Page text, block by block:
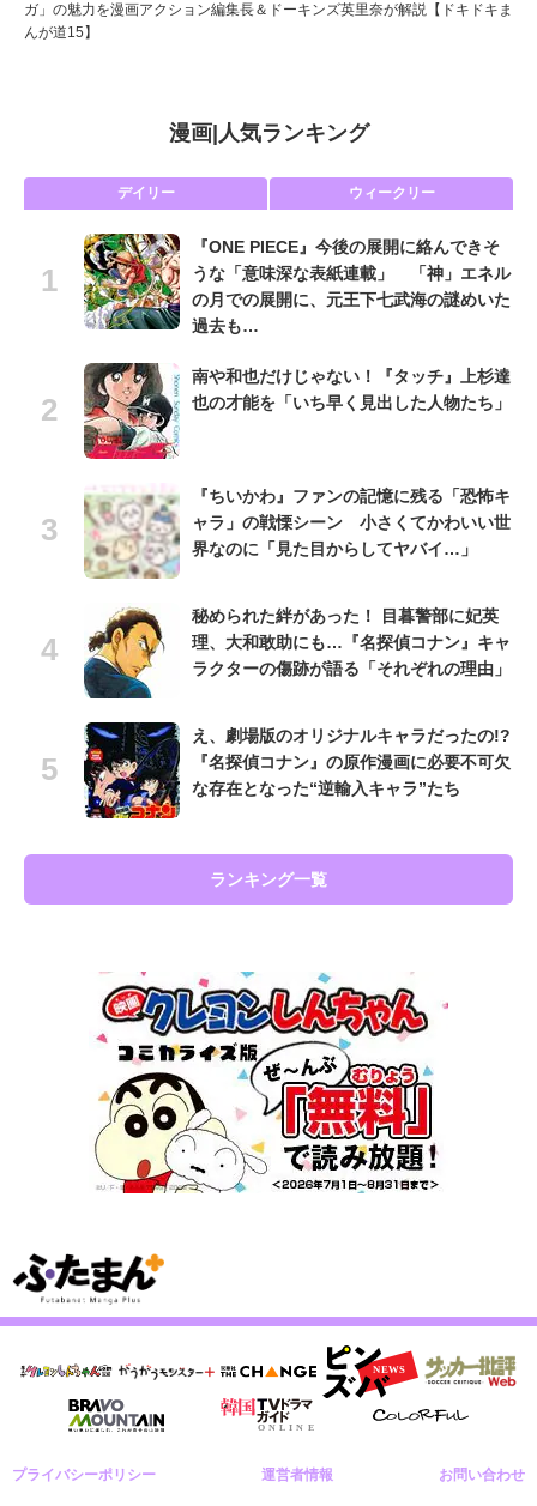
ガ」の魅力を漫画アクション編集長＆ドーキンズ英里奈が解説【ドキドキま
んが道15】
漫画| 人気ランキング
デイリー ウィークリー
『ONE PIECE』今後の展開に絡んできそ
うな「意味深な表紙連載」 「神」エネル
の月での展開に、元王下七武海の謎めいた
過去も…
南や和也だけじゃない！『タッチ』上杉達
也の才能を「いち早く見出した人物たち」
『ちいかわ』ファンの記憶に残る「恐怖キ
ャラ」の戦慄シーン 小さくてかわいい世
界なのに「見た目からしてヤバイ…」
秘められた絆があった！ 目暮警部に妃英
理、大和敢助にも…『名探偵コナン』キャ
ラクターの傷跡が語る「それぞれの理由」
え、劇場版のオリジナルキャラだったの!?
『名探偵コナン』の原作漫画に必要不可欠
な存在となった“逆輸入キャラ”たち
ランキング一覧
プライバシーポリシー 運営者情報 お問い合わせ